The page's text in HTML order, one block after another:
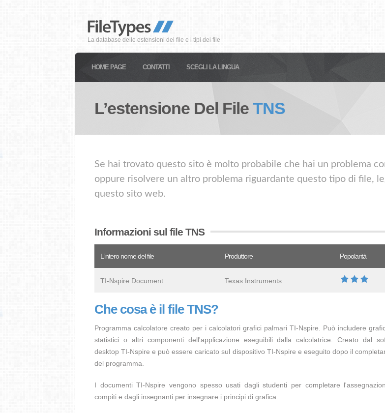
La database delle estensioni dei file e i tipi dei file
HOME PAGE CONTATTI SCEGLI LA LINGUA
L’estensione Del File TNS
Se hai trovato questo sito è molto probabile che hai un problema
oppure risolvere un altro problema riguardante questo tipo di file,
questo sito web.
Informazioni sul file TNS
L’intero nome del file Produttore Popolarità
TI-Nspire Document Texas Instruments
Che cosa è il file TNS?
Programma calcolatore creato per i calcolatori grafici palmari TI-Nspire. Può includere
statistici o altri componenti dell'applicazione eseguibili dalla calcolatrice. Creato dal
desktop TI-Nspire e può essere caricato sul dispositivo TI-Nspire e eseguito dopo il
del programma.
I documenti TI-Nspire vengono spesso usati dagli studenti per completare
compiti e dagli insegnanti per insegnare i principi di grafica.